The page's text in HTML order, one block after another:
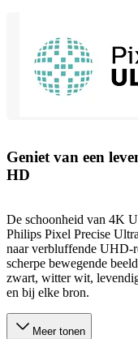
Geniet van een
HD
De schoonheid van 4K
Philips Pixel Precise
naar verbluffende UHD-
scherpe bewegende
zwart, witter wit,
en bij elke bron.
Meer tonen